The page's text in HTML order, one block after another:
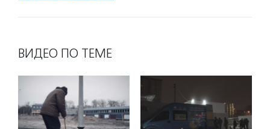
ВИДЕО ПО ТЕМЕ